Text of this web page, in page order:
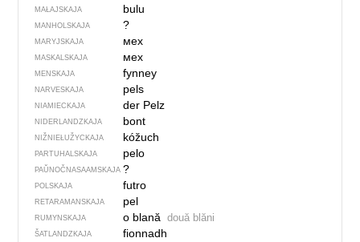
MAŁAJSKAJA bulu
MANHOLSKAJA ?
MARYJSKAJA мех
MASKALSKAJA мех
MENSKAJA fynney
NARVESKAJA pels
NIAMIECKAJA der Pelz
NIDERLANDZKAJA bont
NIŽNIEŁUŽYCKAJA kóžuch
PARTUHALSKAJA pelo
PAŬNOČ­NA­SA­AM­SKAJA?
POLSKAJA futro
RETARAMANSKAJA pel
RUMYNSKAJA o blană două blăni
ŠATLANDZKAJA fionnadh